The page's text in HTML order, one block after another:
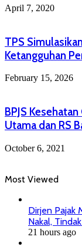
April 7, 2020
TPS
Ketangguhan
February 15, 2026
BPJS
Utama dan RS
October 6, 2021
Most Viewed
Dirjen Pajak
Nakal,
21 hours ago